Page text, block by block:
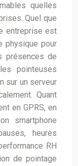
quelles
Quel que
entreprise est
physique pour
présences de
pointeuses
sur un serveur
Quant
en GPRS, en
smartphone
heures
RH
de pointage